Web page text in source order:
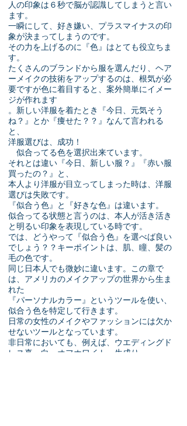
人の印象は６秒で脳が認識してしまうと言い
ます。
一瞬にして、好き嫌い、プラスマイナスの印
象が決まってしまうのです。
その力を上げるのに『色』はとても役立ちま
す。
たくさんのブランドから服を選んだり、ヘア
ーメイクの技術をアップするのは、根気が必
要ですが色に着目すると、案外簡単にイメー
ジが作れます
。新しい洋服を着たとき『今日、元気そう
ね？』とか『痩せた？？』なんて言われる
と、
洋服選びは、成功！
似合ってる色を選択出来ています。
それとは違い『今日、新しい服？』『赤い服
買ったの？』と、
本人より洋服が目立ってしまった時は、 洋服
選びは失敗です。
『似合う色』と『好きな色』は違います。
似合ってる状態と言うのは、本人が活き活き
と明るい印象を表現している時です。
では、どうやって『似合う色』を選べば良い
でしょう？？キーポイントは、肌、瞳、髪の
毛の色です。
同じ日本人でも微妙に違います。この章で
は、アメリカのメイクアップの世界から生ま
れた
『パーソナルカラー』というツールを使い、
似合う色を特定して行きます。
日常の女性のメイクやファッションには欠か
せないツールとなっています。
非日常においても、例えば、ウエディングド
レス真っ白、オフホワイト、生成り、